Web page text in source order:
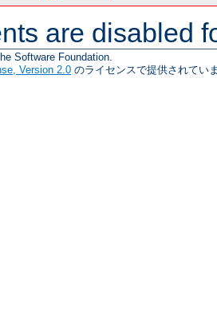
are disabled
Software Foundation.
Version 2.0 のライセンスで提供されてい